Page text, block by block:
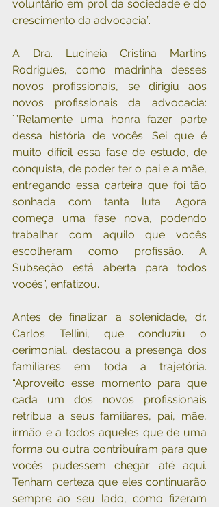
voluntário em prol da sociedade e do
crescimento da advocacia”.
A Dra. Lucineia Cristina Martins
Rodrigues, como madrinha desses
novos profissionais, se dirigiu aos
novos profissionais da advocacia:
´”Relamente uma honra fazer parte
dessa história de vocês. Sei que é
muito difícil essa fase de estudo, de
conquista, de poder ter o pai e a mãe,
entregando essa carteira que foi tão
sonhada com tanta luta. Agora
começa uma fase nova, podendo
trabalhar com aquilo que vocês
escolheram como profissão. A
Subseção está aberta para todos
vocês”, enfatizou.
Antes de finalizar a solenidade, dr.
Carlos Tellini, que conduziu o
cerimonial, destacou a presença dos
familiares em toda a trajetória.
“Aproveito esse momento para que
cada um dos novos profissionais
retribua a seus familiares, pai, mãe,
irmão e a todos aqueles que de uma
forma ou outra contribuíram para que
vocês pudessem chegar até aqui.
Tenham certeza que eles continuarão
sempre ao seu lado, como fizeram